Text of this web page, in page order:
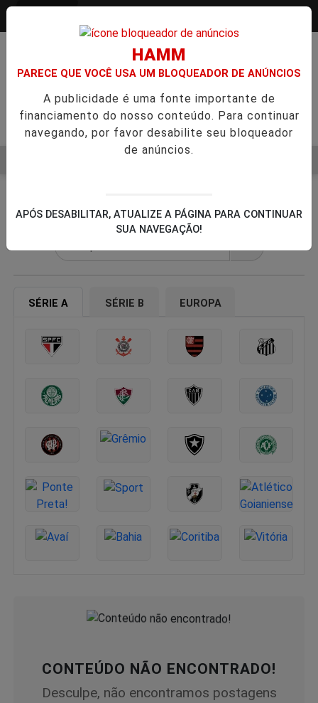
Pesquisar Notícia
EMFUTEBOL BARCELONA
SÉRIE A SÉRIE B EUROPA
CONTEÚDO NÃO ENCONTRADO!
Desculpe, não encontramos postagens
HAMM
PARECE QUE VOCÊ USA UM BLOQUEADOR DE ANÚNCIOS
A publicidade é uma fonte importante de
financiamento do nosso conteúdo. Para continuar
navegando, por favor desabilite seu bloqueador
de anúncios.
APÓS DESABILITAR, ATUALIZE A PÁGINA PARA CONTINUAR
SUA NAVEGAÇÃO!